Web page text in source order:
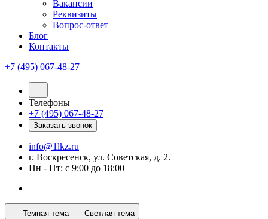
Вакансии
Реквизиты
Вопрос-ответ
Блог
Контакты
+7 (495) 067-48-27
Телефоны
+7 (495) 067-48-27
Заказать звонок
info@1lkz.ru
г. Воскресенск, ул. Советская, д. 2.
Пн - Пт: с 9:00 до 18:00
Темная тема Светлая тема